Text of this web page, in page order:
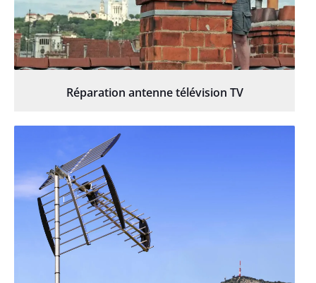
Réparation antenne télévision TV